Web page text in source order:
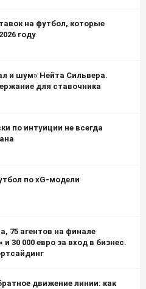
на футбол, которые
году
и шум» Нейта Сильвера.
для ставочника
по интуиции не всегда
по xG-модели
75 агентов на финале
30 000 евро за вход в бизнес.
движение линии: как